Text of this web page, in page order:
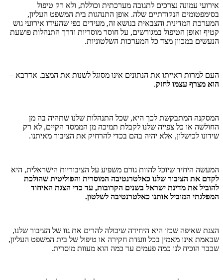
אירועי עמונה נצרכים לתגובה מערכתית וכוללת, ולא רק טיפול
בסימפטומים הנקודתיים שלה. אופן התנהגות בית המשפט העליון,
המערכת המדינית והצבאית בנושא זה, מעידים כפי שהעידו אירועי גוש
קטיף ואופן הטיפול במגורשים, על חוסר מוסריות ודרך התנהלות פושעת
הנעשים במכוון מצד כל המערכות השלטוניות.
העם למרות ראייתו את הנתונים אינו מסוגל לשנות את המצב. אדרבא –
הוא מצרף עצמו לחזק.
המסקנה המתבקשת לכך היא, שכל התנהלות שלנו שתהיה בה מן
החולשה או כל צפייה שלנו לקבלת תמיכה מן הממסד הקיים, לא רק
שידונו לכישלון, אלא יהיה בהם בכדי להרחיק את הציבור מאיתנו.
המעשה היחיד שיוכל להוות גורם משפיע על הציבוריות הישראלית, היא
לקדם את הציבור שלנו כאלטרנטיבה המוסרית והפוליטית שהולכת
להוביל את מדינת ישראל בשנים הקרובות, עד כדי הצגת האיחוד
המפלגתי המוביל אותנו כאלטרנטיבה לשלטון.
הצגת שאיפה שכזו היא היחידה שיכולה להרים את גוו של הציבור שלנו,
שבאמת אינו מאמין בכל וועדת חקירה או טיפול של בית המשפט העליון,
שכבר הוכיח לנו כמה פעמים עד כמה הוא מעוות מוסרית.